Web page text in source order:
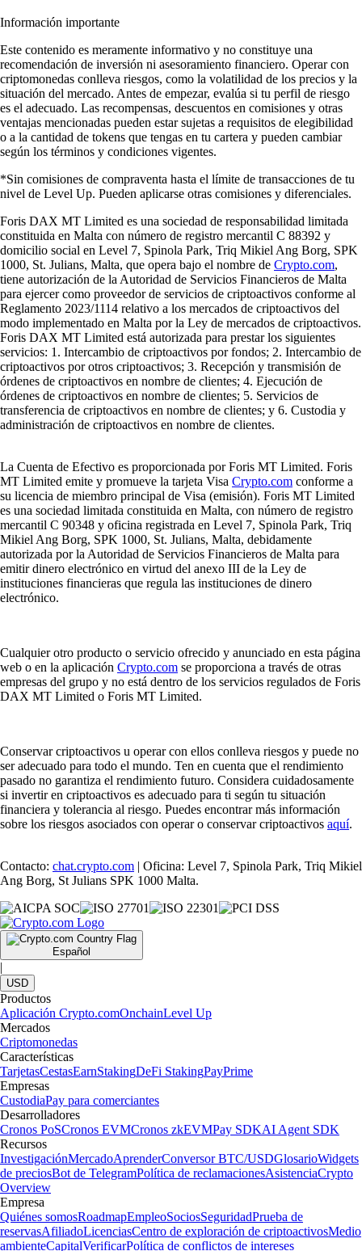
Información importante
Este contenido es meramente informativo y no constituye una
recomendación de inversión ni asesoramiento financiero. Operar con
criptomonedas conlleva riesgos, como la volatilidad de los precios y la
situación del mercado. Antes de empezar, evalúa si tu perfil de riesgo
es el adecuado. Las recompensas, descuentos en comisiones y otras
ventajas mencionadas pueden estar sujetas a requisitos de elegibilidad
o a la cantidad de tokens que tengas en tu cartera y pueden cambiar
según los términos y condiciones vigentes.
*Sin comisiones de compraventa hasta el límite de transacciones de tu
nivel de Level Up. Pueden aplicarse otras comisiones y diferenciales.
Foris DAX MT Limited es una sociedad de responsabilidad limitada
constituida en Malta con número de registro mercantil C 88392 y
domicilio social en Level 7, Spinola Park, Triq Mikiel Ang Borg, SPK
1000, St. Julians, Malta, que opera bajo el nombre de Crypto.com,
tiene autorización de la Autoridad de Servicios Financieros de Malta
para ejercer como proveedor de servicios de criptoactivos conforme al
Reglamento 2023/1114 relativo a los mercados de criptoactivos del
modo implementado en Malta por la Ley de mercados de criptoactivos.
Foris DAX MT Limited está autorizada para prestar los siguientes
servicios: 1. Intercambio de criptoactivos por fondos; 2. Intercambio de
criptoactivos por otros criptoactivos; 3. Recepción y transmisión de
órdenes de criptoactivos en nombre de clientes; 4. Ejecución de
órdenes de criptoactivos en nombre de clientes; 5. Servicios de
transferencia de criptoactivos en nombre de clientes; y 6. Custodia y
administración de criptoactivos en nombre de clientes.
La Cuenta de Efectivo es proporcionada por Foris MT Limited. Foris
MT Limited emite y promueve la tarjeta Visa Crypto.com conforme a
su licencia de miembro principal de Visa (emisión). Foris MT Limited
es una sociedad limitada constituida en Malta, con número de registro
mercantil C 90348 y oficina registrada en Level 7, Spinola Park, Triq
Mikiel Ang Borg, SPK 1000, St. Julians, Malta, debidamente
autorizada por la Autoridad de Servicios Financieros de Malta para
emitir dinero electrónico en virtud del anexo III de la Ley de
instituciones financieras que regula las instituciones de dinero
electrónico.
Cualquier otro producto o servicio ofrecido y anunciado en esta página
web o en la aplicación Crypto.com se proporciona a través de otras
empresas del grupo y no está dentro de los servicios regulados de Foris
DAX MT Limited o Foris MT Limited.
Conservar criptoactivos u operar con ellos conlleva riesgos y puede no
ser adecuado para todo el mundo. Ten en cuenta que el rendimiento
pasado no garantiza el rendimiento futuro. Considera cuidadosamente
si invertir en criptoactivos es adecuado para ti según tu situación
financiera y tolerancia al riesgo. Puedes encontrar más información
sobre los riesgos asociados con operar o conservar criptoactivos aquí.
Contacto: chat.crypto.com | Oficina: Level 7, Spinola Park, Triq Mikiel
Ang Borg, St Julians SPK 1000 Malta.
Español
|
USD
Productos
Aplicación Crypto.comOnchainLevel Up
Mercados
Criptomonedas
Características
TarjetasCestasEarnStakingDeFi StakingPayPrime
Empresas
CustodiaPay para comerciantes
Desarrolladores
Cronos PoSCronos EVMCronos zkEVMPay SDKAI Agent SDK
Recursos
InvestigaciónMercadoAprenderConversor BTC/USDGlosarioWidgets
de preciosBot de TelegramPolítica de reclamacionesAsistenciaCrypto
Overview
Empresa
Quiénes somosRoadmapEmpleoSociosSeguridadPrueba de
reservasAfiliadoLicenciasCentro de exploración de criptoactivosMedio
ambienteCapitalVerificarPolítica de conflictos de intereses